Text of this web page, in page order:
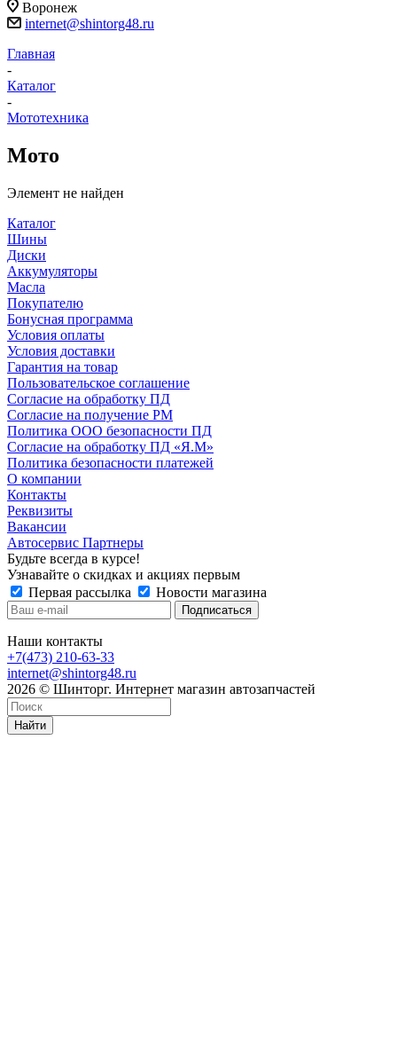
Воронеж
internet@shintorg48.ru
Главная
-
Каталог
-
Мототехника
Мото
Элемент не найден
Каталог
Шины
Диски
Аккумуляторы
Масла
Покупателю
Бонусная программа
Условия оплаты
Условия доставки
Гарантия на товар
Пользовательское соглашение
Согласие на обработку ПД
Согласие на получение РМ
Политика ООО безопасности ПД
Согласие на обработку ПД «Я.М»
Политика безопасности платежей
О компании
Контакты
Реквизиты
Вакансии
Автосервис Партнеры
Будьте всегда в курсе!
Узнавайте о скидках и акциях первым
Первая рассылка
Новости магазина
Наши контакты
+7(473) 210-63-33
internet@shintorg48.ru
2026 © Шинторг. Интернет магазин автозапчастей
Найти